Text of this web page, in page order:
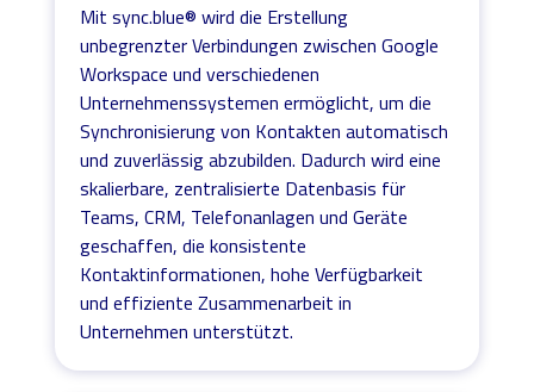
Mit sync.blue® wird die Erstellung
unbegrenzter Verbindungen zwischen Google
Workspace und verschiedenen
Unternehmenssystemen ermöglicht, um die
Synchronisierung von Kontakten automatisch
und zuverlässig abzubilden. Dadurch wird eine
skalierbare, zentralisierte Datenbasis für
Teams, CRM, Telefonanlagen und Geräte
geschaffen, die konsistente
Kontaktinformationen, hohe Verfügbarkeit
und effiziente Zusammenarbeit in
Unternehmen unterstützt.